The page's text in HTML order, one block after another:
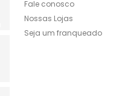
Fale conosco
Nossas Lojas
Seja um franqueado